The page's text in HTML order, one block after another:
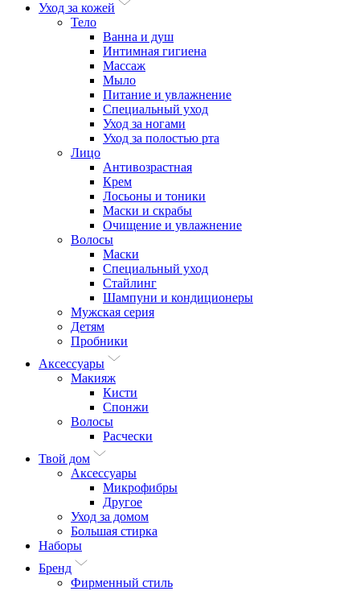
Уход за кожей
Тело
Ванна и душ
Интимная гигиена
Массаж
Мыло
Питание и увлажнение
Специальный уход
Уход за ногами
Уход за полостью рта
Лицо
Антивозрастная
Крем
Лосьоны и тоники
Маски и скрабы
Очищение и увлажнение
Волосы
Маски
Специальный уход
Стайлинг
Шампуни и кондиционеры
Мужская серия
Детям
Пробники
Аксессуары
Макияж
Кисти
Спонжи
Волосы
Расчески
Твой дом
Аксессуары
Микрофибры
Другое
Уход за домом
Большая стирка
Наборы
Бренд
Фирменный стиль